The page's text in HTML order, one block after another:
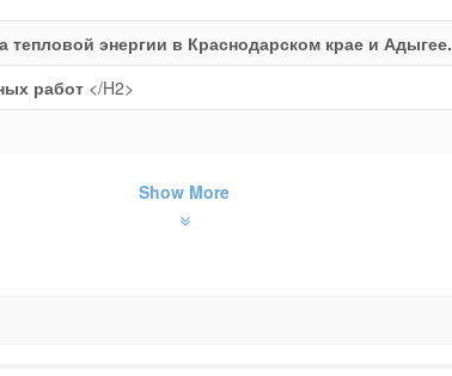
тепловой энергии в Краснодарском крае и Адыгее.
работ</H2>
Show More